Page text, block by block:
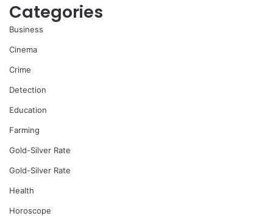
Categories
Business
Cinema
Crime
Detection
Education
Farming
Gold-Silver Rate
Gold-Silver Rate
Health
Horoscope